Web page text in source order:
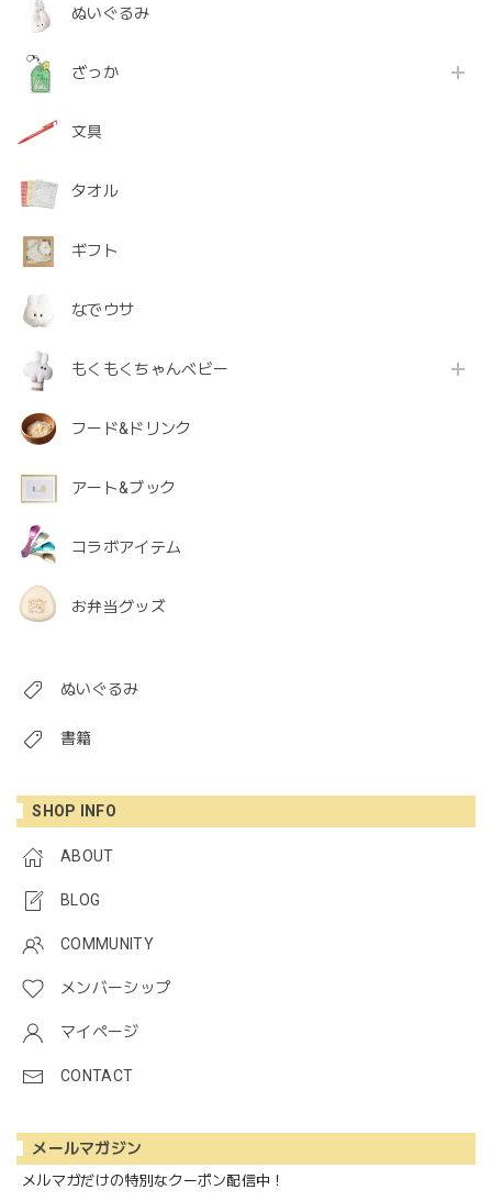
ぬいぐるみ
ざっか
文具
タオル
ギフト
なでウサ
もくもくちゃんベビー
フード&ドリンク
アート&ブック
コラボアイテム
お弁当グッズ
ぬいぐるみ
書籍
SHOP INFO
ABOUT
BLOG
COMMUNITY
メンバーシップ
マイページ
CONTACT
メールマガジン
メルマガだけの特別なクーポン配信中！